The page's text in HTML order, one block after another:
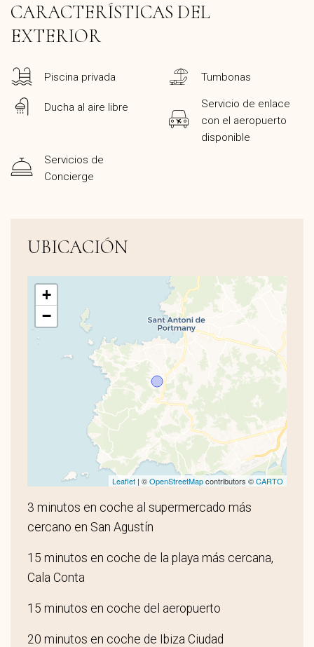
CARACTERÍSTICAS DEL
EXTERIOR
Piscina privada Tumbonas
Ducha al aire libre
Servicio de enlace
con el aeropuerto
disponible
Servicios de
Concierge
UBICACIÓN
+
−
Leaflet | ©OpenStreetMapcontributors ©CARTO
3 minutos en coche al supermercado más
cercano en San Agustín
15 minutos en coche de la playa más cercana,
Cala Conta
15 minutos en coche del aeropuerto
20 minutos en coche de Ibiza Ciudad